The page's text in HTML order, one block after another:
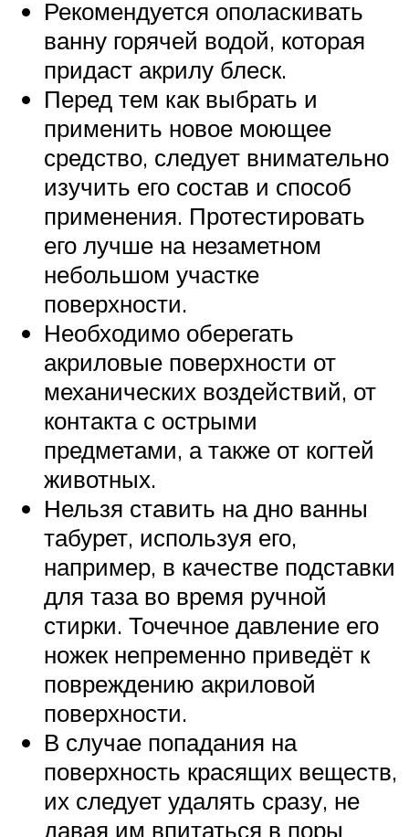
Рекомендуется ополаскивать
ванну горячей водой, которая
придаст акрилу блеск.
Перед тем как выбрать и
применить новое моющее
средство, следует внимательно
изучить его состав и способ
применения. Протестировать
его лучше на незаметном
небольшом участке
поверхности.
Необходимо оберегать
акриловые поверхности от
механических воздействий, от
контакта с острыми
предметами, а также от когтей
животных.
Нельзя ставить на дно ванны
табурет, используя его,
например, в качестве подставки
для таза во время ручной
стирки. Точечное давление его
ножек непременно приведёт к
повреждению акриловой
поверхности.
В случае попадания на
поверхность красящих веществ,
их следует удалять сразу, не
давая им впитаться в поры